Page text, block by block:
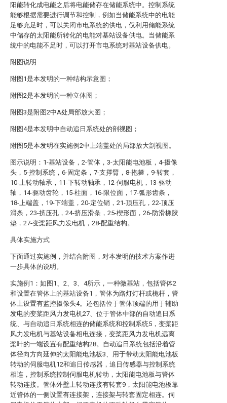
阳能转化成电能之后将电能储存在储能系统中。控制系统
能够根据需要进行调节和控制，例如当储能系统中的电能
足够充足时，可以关闭市电系统的供电，仅利用储能系统
中储存的太阳能所转化的电能对基站设备供电。当储能系
统中的电能不足时，可以打开市电系统对基站设备供电。
附图说明
附图1是本发明的一种结构示意图；
附图2是本发明的一种立体图；
附图3是附图2中A处局部放大图；
附图4是本发明中自动追日系统处的剖视图；
附图5是本发明在实施例2中上端盖处的局部放大剖视图。
图示说明：1-基站设备，2-管体，3-太阳能电池板，4-摄像
头，5-控制系统，6-固定条，7-支撑臂，8-抱箍，9-转套，
10-上转动轴承，11-下转动轴承，12-伺服电机，13-驱动
轴，14-驱动齿轮，15-柱面，16-限位面，17-弧形齿条，
18-上端盖，19-下端盖，20-定位销，21-顶压孔，22-顶压
滑条，23-挤压孔，24-挤压滑条，25-楔形面，26-防滑橡胶
垫，27-变桨距风力发电机，28-配重结构。
具体实施方式
下面通过实施例，并结合附图，对本发明的技术方案作进
一步具体的说明。
实施例1：如图1、2、3、4所示，一种微基站，包括管体2
和设置在管体上的基站设备1，管体为路灯灯杆或桅杆，管
体上设置有监控摄像头4。还包括位于管体顶端的用于辅助
发电的变桨距风力发电机27、位于管体中部的自动追日系
统、与自动追日系统相连的储能系统和控制系统5，变桨距
风力发电机与基站设备相电连接，变桨距风力发电机远离
桨叶的一端设置有配重结构28。自动追日系统包括沿着管
体径向方向延伸的太阳能电池板3、用于带动太阳能电池板
转动的伺服电机12和追日传感器，追日传感器与控制系统
相连，控制系统控制伺服电机转动，太阳能电池板与管体
转动连接。管体外壁上转动连接有转套9，太阳能电池板靠
近管体的一侧设置有连接架，连接架与转套固定相连。伺